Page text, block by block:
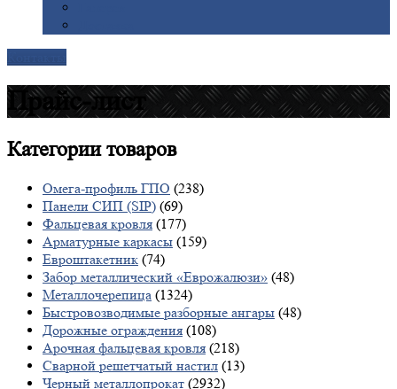
Прайс-лист
Категориитоваров
Омега-профиль ГПО (238)
Панели СИП (SIP) (69)
Фальцевая кровля (177)
Арматурные каркасы (159)
Евроштакетник (74)
Забор металлический «Еврожалюзи» (48)
Металлочерепица (1324)
Быстровозводимые разборные ангары (48)
Дорожные ограждения (108)
Арочная фальцевая кровля (218)
Сварной решетчатый настил (13)
Черный металлопрокат (2932)